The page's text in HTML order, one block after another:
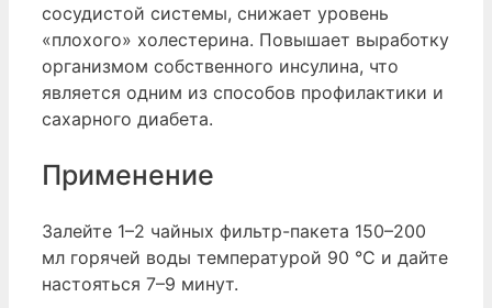
сосудистой системы, снижает уровень
«плохого» холестерина. Повышает выработку
организмом собственного инсулина, что
является одним из способов профилактики и
сахарного диабета.
Применение
Залейте 1–2 чайных фильтр-пакета 150–200
мл горячей воды температурой 90 °C и дайте
настояться 7–9 минут.